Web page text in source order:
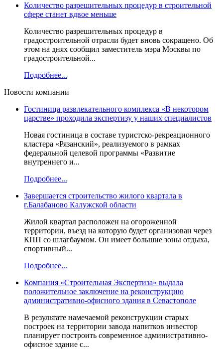
Количество разрешительных процедур в строительной
сфере станет вдвое меньше
Количество разрешительных процедур в
градостроительной отрасли будет вновь сокращено. Об
этом на днях сообщил заместитель мэра Москвы по
градостроительной...
Подробнее...
Новости компании
Гостиница развлекательного комплекса «В некотором
царстве» проходила экспертизу у наших специалистов
Новая гостиница в составе туристско-рекреационного
кластера «Рязанский», реализуемого в рамках
федеральной целевой программы «Развитие
внутреннего и...
Подробнее...
Завершается строительство жилого квартала в
г.Балабаново Калужской области
Жилой квартал расположен на огороженной
территории, въезд на которую будет организован через
КПП со шлагбаумом. Он имеет большие зоны отдыха,
спортивный...
Подробнее...
Компания «Строительная Экспертиза» выдала
положительное заключение на реконструкцию
административно-офисного здания в Севастополе
В результате намечаемой реконструкции старых
построек на территории завода напитков инвестор
планирует построить современное административно-
офисное здание с...